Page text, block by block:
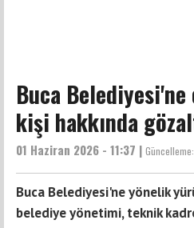
Buca
kişi hakkında
01 Haziran 2026 - 11:37 | Güncelleme:
Buca Belediyesi'ne yönelik
belediye yönetimi, teknik